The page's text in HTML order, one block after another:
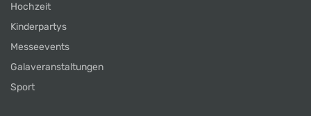
Hochzeit
Kinderpartys
Messeevents
Galaveranstaltungen
Sport